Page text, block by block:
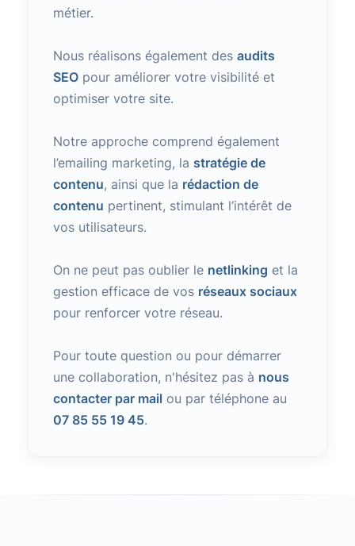
métier.
Nous réalisons également des audits
SEOpour améliorer votre visibilité et
optimiser votre site.
Notre approche comprend également
l’emailing marketing, la stratégie de
contenu, ainsi que la rédaction de
contenu pertinent, stimulant l’intérêt de
vos utilisateurs.
On ne peut pas oublier le netlinking et la
gestion efficace de vos réseaux sociaux
pour renforcer votre réseau.
Pour toute question ou pour démarrer
une collaboration, n'hésitez pas à nous
contacter par mail ou par téléphone au
07 85 55 19 45.